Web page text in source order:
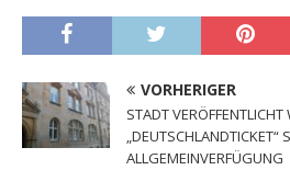
VORHERIGER
STADT VERÖFFENTLICHT
„DEUTSCHLANDTICKET“
ALLGEMEINVERFÜGUNG